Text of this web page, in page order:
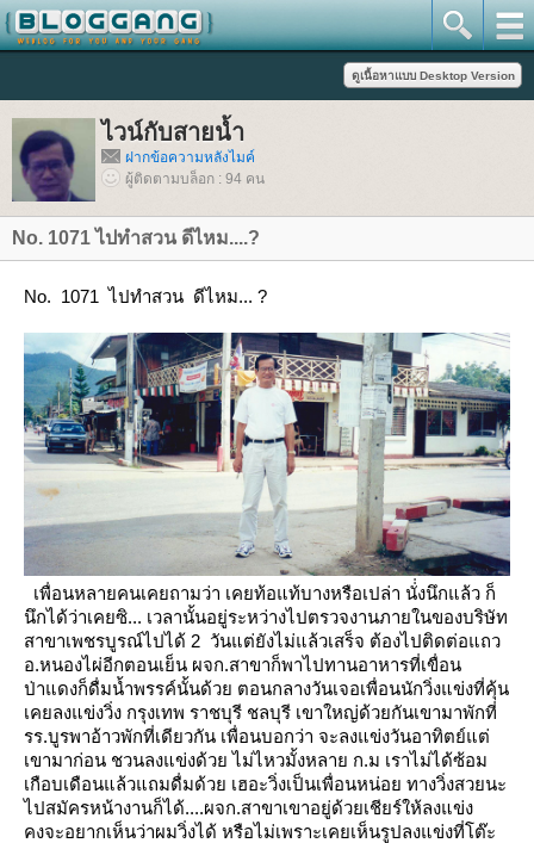
ไวน์กับสายน้ำ
ฝากข้อความหลังไมค์
ผู้ติดตามบล็อก : 94 คน
No. 1071 ไปทำสวน ดีไหม....?
No. 1071 ไปทำสวน ดีไหม... ?
เพื่อนหลายคนเคยถามว่า เคยท้อแท้บางหรือเปล่า นั่่งนึกแล้ว ก็
นึกได้ว่าเคยซิ... เวลานั้นอยู่ระหว่างไปตรวจงานภายในของบริษัท
สาขาเพชรบูรณ์ไปได้ 2 วันแต่ยังไม่แล้วเสร็จ ต้องไปติดต่อแถว
อ.หนองไผ่อีกตอนเย็น ผจก.สาขาก็พาไปทานอาหารที่เขื่อน
ป่าแดงก็ดื่มน้ำพรรค์นั้นด้ว ตอนกลางวันเจอเพื่อนนักวิ่งแข่งที่คุ้น
เคยลงแข่งวิ่ง กรุงเทพ ราชบุรี ชลบุรี เขาใหญ่ด้วยกันเขามาพักที่
รร.บูรพาอ้าวพักที่เดียวกัน เพื่อนบอกว่า จะลงแข่งวันอาทิตย์แต่
เขามาก่อน ชวนลงแข่งด้ว ไม่ไหวมั้งหลาย ก.ม เราไม่ได้ซ้อม
เกือบเดือนแล้วแถมดื่มด้ว เฮอะวิ่งเป็นเพื่อนหน่อย ทางวิ่งสวยนะ
ไปสมัครหน้างานก็ได้....ผจก.สาขาเขาอยู่ด้วยเชียร์ให้ลงแข่ง
คงจะอยากเห็นว่าผมวิ่งได้ หรือไม่เพราะเคยเห็นรูปลงแข่งที่โต๊ะ